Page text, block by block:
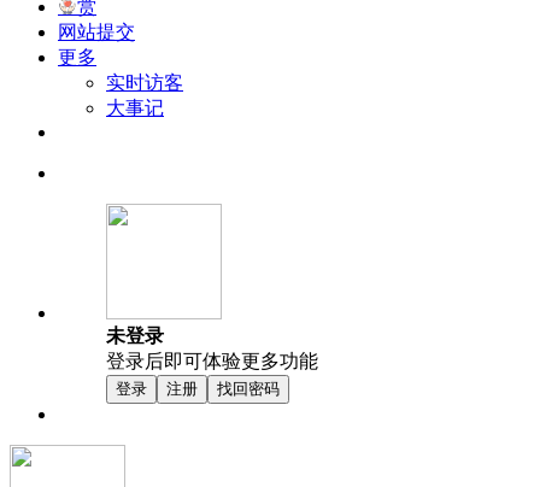
赏
网站提交
更多
实时访客
大事记
未登录
登录后即可体验更多功能
登录 注册 找回密码